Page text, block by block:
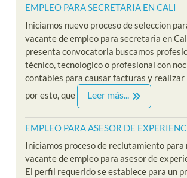
EMPLEO PARA SECRETARIA EN CALI
Iniciamos nuevo proceso de seleccion
vacante de empleo para secretaria en
presenta convocatoria buscamos
técnico, tecnologico o profesional con
contables para causar facturas y realizar
por esto, que
Leer más...
EMPLEO PARA ASESOR DE
Iniciamos proceso de reclutamiento para
vacante de empleo para asesor de
El perfil requerido se establece para un